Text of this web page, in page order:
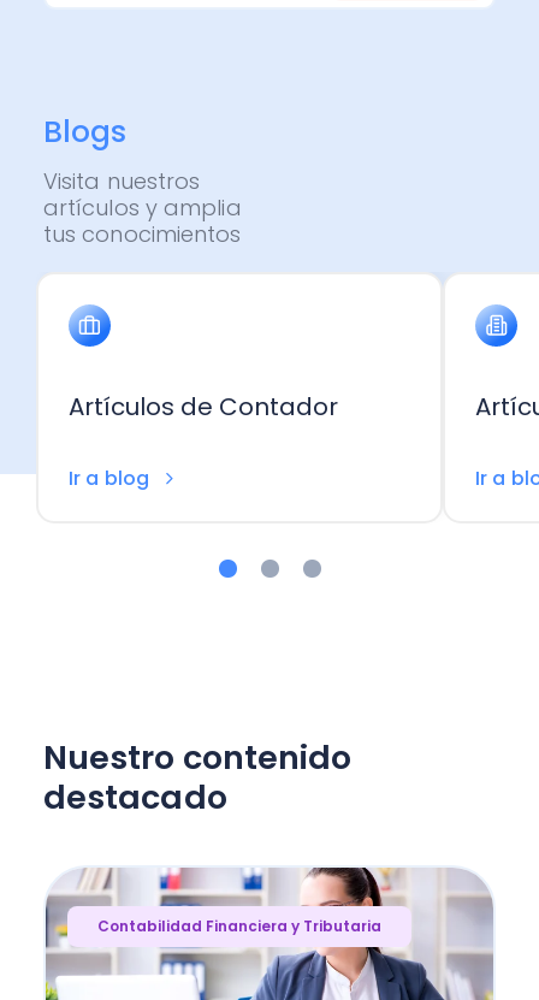
Autores
Blogs
Visita nuestros
artículos y amplia
tus conocimientos
Artículos de Contador
Ir a blog Ir a
Nuestro contenido
destacado
Contabilidad Financiera y Tributaria